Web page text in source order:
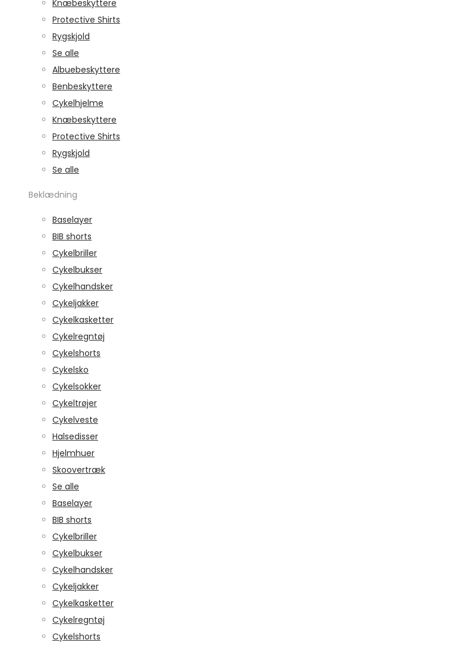
Knæbeskyttere
Protective Shirts
Rygskjold
Se alle
Albuebeskyttere
Benbeskyttere
Cykelhjelme
Knæbeskyttere
Protective Shirts
Rygskjold
Se alle
Beklædning
Baselayer
BIB shorts
Cykelbriller
Cykelbukser
Cykelhandsker
Cykeljakker
Cykelkasketter
Cykelregntøj
Cykelshorts
Cykelsko
Cykelsokker
Cykeltrøjer
Cykelveste
Halsedisser
Hjelmhuer
Skoovertræk
Se alle
Baselayer
BIB shorts
Cykelbriller
Cykelbukser
Cykelhandsker
Cykeljakker
Cykelkasketter
Cykelregntøj
Cykelshorts